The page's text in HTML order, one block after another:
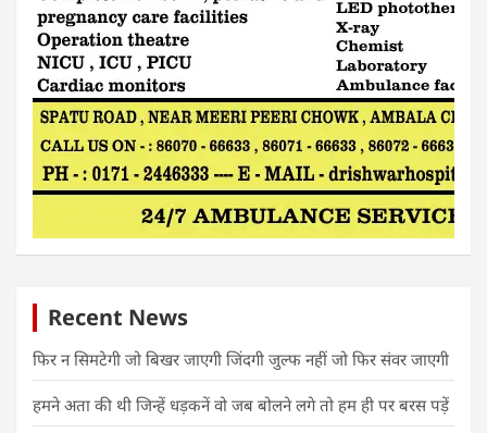
Recent News
फिर न सिमटेगी जो बिखर जाएगी जिंदगी जुल्फ नहीं जो फिर संवर जाएगी
हमने अता की थी जिन्हें धड़कनें वो जब बोलने लगे तो हम ही पर बरस पड़ें